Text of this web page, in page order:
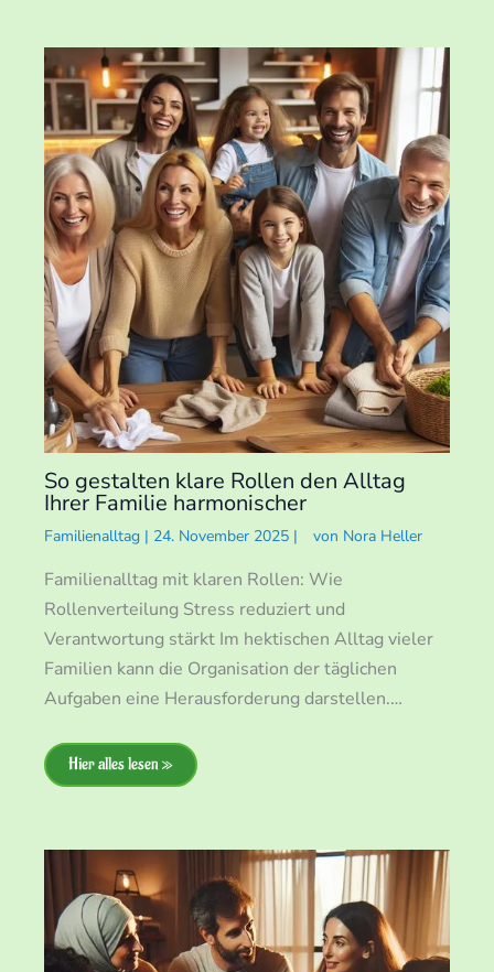
So gestalten klare Rollen den Alltag
Ihrer Familie harmonischer
Familienalltag | 24. November 2025 | von Nora Heller
Familienalltag mit klaren Rollen: Wie
Rollenverteilung Stress reduziert und
Verantwortung stärkt Im hektischen Alltag vieler
Familien kann die Organisation der täglichen
Aufgaben eine Herausforderung darstellen.…
Hier alles lesen »